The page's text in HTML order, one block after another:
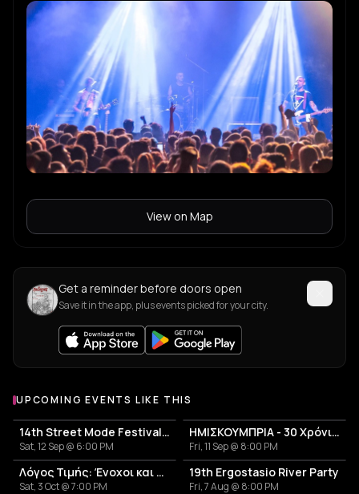
View on Map
Get a reminder before doors open
Save it in the app, plus events picked for your city.
UPCOMING EVENTS LIKE THIS
14th Street Mode Festival 2026
Sat, 12 Sep @ 6:00 PM
ΗΜΙΣΚΟΥΜΠΡΙΑ - 30 Χρόνια Επιτυχίες Anniversary Live
Fri, 11 Sep @ 8:00 PM
Λόγος Τιμής: Ένοχοι και Αθώοι
Sat, 3 Oct @ 7:00 PM
19th Ergostasio River Party
Fri, 7 Aug @ 8:00 PM